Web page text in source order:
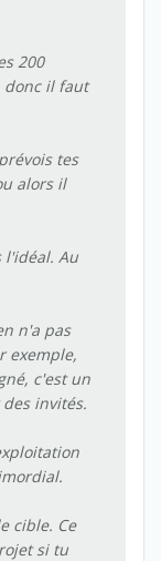
200
donc il faut
tes
alors il
l'idéal. Au
n'a pas
exemple,
c'est un
invités.
cible. Ce
si tu